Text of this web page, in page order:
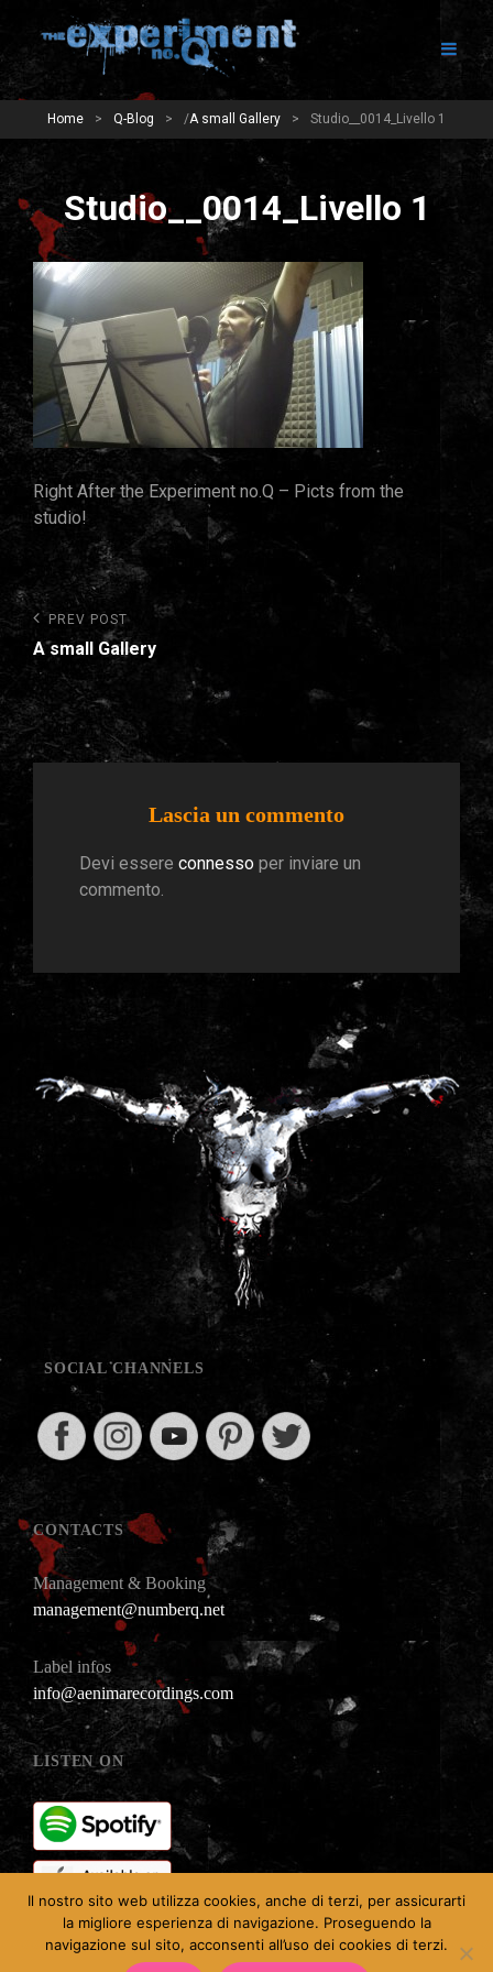
Home > Q-Blog > /A small Gallery > Studio__0014_Livello 1
Studio__0014_Livello 1
Right After the Experiment no.Q – Picts from the
studio!
Navigazione
articoli
Previous
Post
PREV POST
A small Gallery
Lascia un commento
Devi essere connesso per inviare un
commento.
SOCIAL CHANNELS
CONTACTS
Management & Booking
management@numberq.net
Label infos
info@aenimarecordings.com
LISTEN ON
Il nostro sito web utilizza cookies, anche di terzi, per assicurarti
la migliore esperienza di navigazione. Proseguendo la
navigazione sul sito, acconsenti all’uso dei cookies di terzi.